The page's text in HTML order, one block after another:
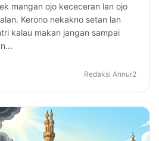
mangan ojo kececeran lan ojo
Kerono nekakno setan lan
kalau makan jangan sampai
Redaksi Annur2